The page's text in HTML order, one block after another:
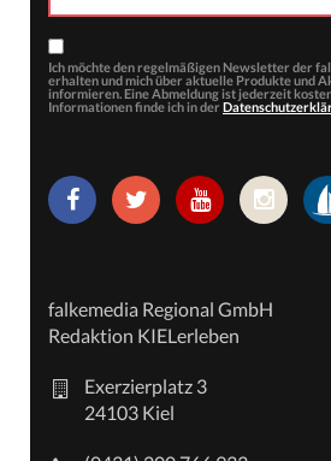
Ich möchte den regelmäßigen Newsletter der
erhalten und mich über aktuelle Produkte und
informieren. Eine Abmeldung ist jederzeit
Informationen finde ich in der
falkemedia Regional GmbH
Redaktion KIELerleben
Exerzierplatz 3
24103 Kiel